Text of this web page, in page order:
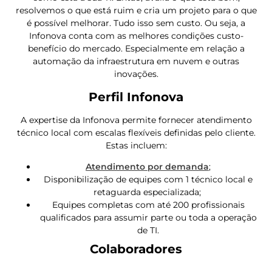
resolvemos o que está ruim e cria um projeto para o que
é possível melhorar. Tudo isso sem custo. Ou seja, a
Infonova conta com as melhores condições custo-
benefício do mercado. Especialmente em relação a
automação da infraestrutura em nuvem e outras
inovações.
Perfil Infonova
A expertise da Infonova permite fornecer atendimento
técnico local com escalas flexíveis definidas pelo cliente.
Estas incluem:
Atendimento por demanda;
Disponibilização de equipes com 1 técnico local e
retaguarda especializada;
Equipes completas com até 200 profissionais
qualificados para assumir parte ou toda a operação
de TI.
Colaboradores